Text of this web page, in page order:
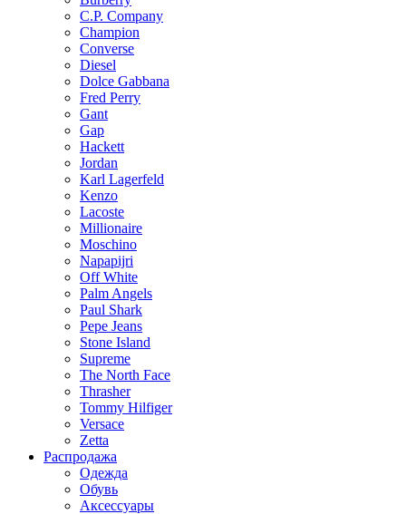
C.P. Company
Champion
Converse
Diesel
Dolce Gabbana
Fred Perry
Gant
Gap
Hackett
Jordan
Karl Lagerfeld
Kenzo
Lacoste
Millionaire
Moschino
Napapijri
Off White
Palm Angels
Paul Shark
Pepe Jeans
Stone Island
Supreme
The North Face
Thrasher
Tommy Hilfiger
Versace
Zetta
Распродажа
Одежда
Обувь
Аксессуары